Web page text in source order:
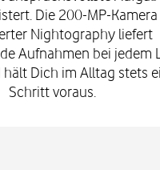
Die 200-MP-
Nightography liefert
Aufnahmen bei jedem
hält Dich im Alltag stets
Schritt voraus.